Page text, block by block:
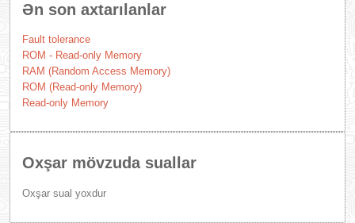
Ən son axtarılanlar
Fault tolerance
ROM - Read-only Memory
RAM (Random Access Memory)
ROM (Read-only Memory)
Read-only Memory
Oxşar mövzuda suallar
Oxşar sual yoxdur